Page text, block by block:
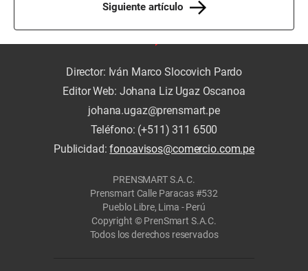
Siguiente artículo
Director: Iván Marco Slocovich Pardo
Editor Web: Johana Liz Ugaz Oscanoa
johana.ugaz@prensmart.pe
Teléfono: (+511) 311 6500
Publicidad:fonoavisos@comercio.com.pe
PRENSMART S.A.C.
Prensmart Calle Paracas #532
Pueblo Libre, Lima - Perú
Copyright © PrenSmart S.A.C.
Todos los derechos reservados